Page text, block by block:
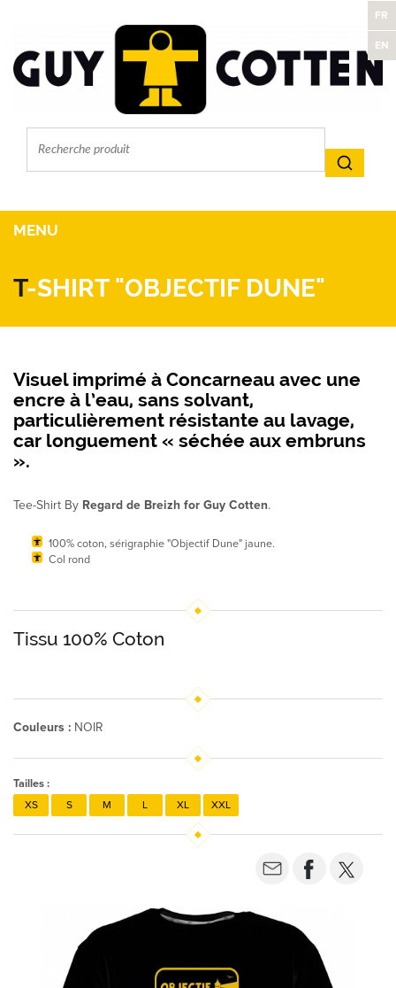
FR
EN
MENU
T-SHIRT "OBJECTIF DUNE"
Visuel imprimé à Concarneau avec une
encre à l’eau, sans solvant,
particulièrement résistante au lavage,
car longuement « séchée aux embruns
».
Tee-Shirt By Regard de Breizh for Guy Cotten.
100% coton, sérigraphie "Objectif Dune" jaune.
Col rond
Tissu 100% Coton
Couleurs : NOIR
Tailles :
XS S M L XL XXL